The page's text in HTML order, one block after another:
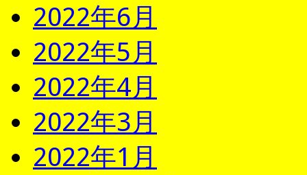
2022年6月
2022年5月
2022年4月
2022年3月
2022年1月